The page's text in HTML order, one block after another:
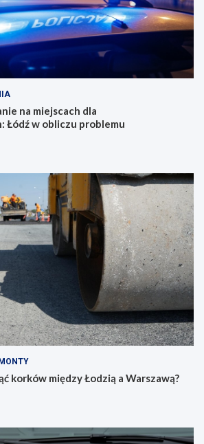
na miejscach dla
Łódź w obliczu problemu
korków między Łodzią a Warszawą?